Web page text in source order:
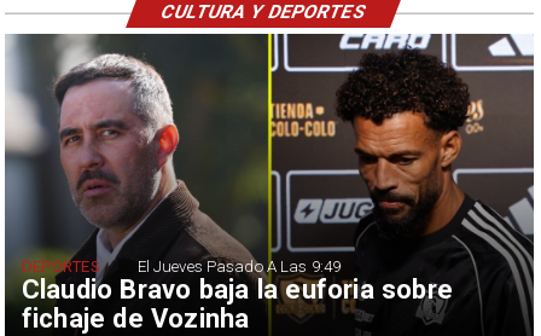
Claudio Bravo baja la euforia sobre
fichaje de Vozinha
DEPORTES El Jueves Pasado A Las 9:49
CULTURA Y DEPORTES